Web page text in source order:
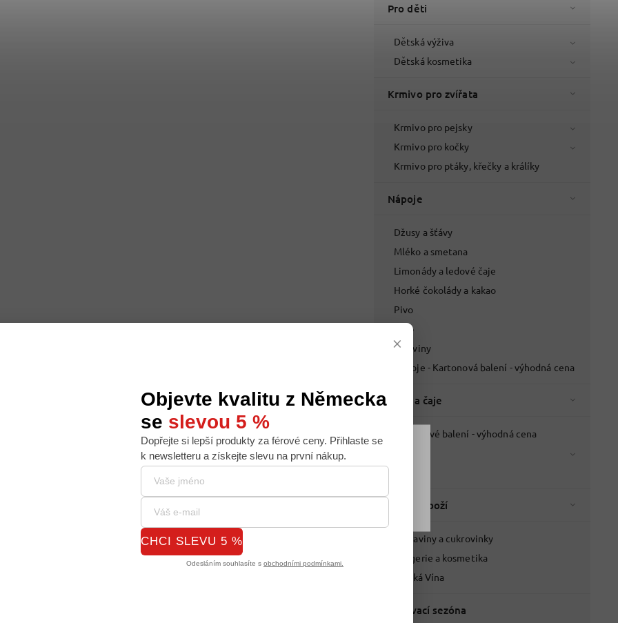
nabídku na míru, ale abychom to zvládli, používáme k
Používáním tohoto webu s tím souhlasíte.
Souhlasím
Pro děti
Dětská výživa
Dětská kosmetika
Krmivo pro zvířata
Krmivo pro pejsky
Krmivo pro kočky
Krmivo pro ptáky, křečky a králíky
Nápoje
Džusy a šťávy
Mléko a smetana
Limonády a ledové čaje
Horké čokolády a kakao
Pivo
Víno
Lihoviny
Nápoje - Kartonová balení - výhodná cena
Káva a čaje
Kartonové balení - výhodná cena
Italské zboží
Potraviny a cukrovinky
Drogerie a kosmetika
Italská Vína
Grilovací sezóna
×
Objevte kvalitu z Německa
se slevou 5 %
Dopřejte si lepší produkty za férové ceny. Přihlaste se
k newsletteru a získejte slevu na první nákup.
CHCI SLEVU 5 %
Odesláním souhlasíte s obchodními podmínkami.